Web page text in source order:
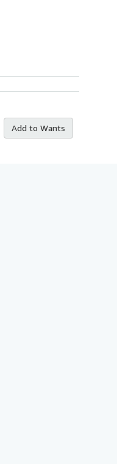
Add to Wants